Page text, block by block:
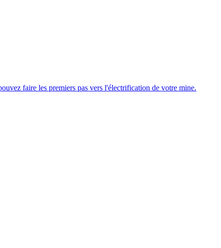
faire les premiers pas vers l'électrification de votre mine.